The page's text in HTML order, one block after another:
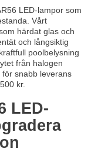
LED-lampor som
Vårt
härdat glas och
och långsiktig
poolbelysning
från halogen
snabb leverans
kr.
LED-